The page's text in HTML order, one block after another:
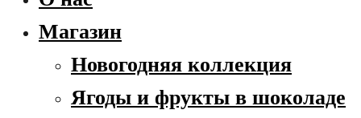
Магазин
Новогодняя коллекция
Ягоды и фрукты в шоколаде